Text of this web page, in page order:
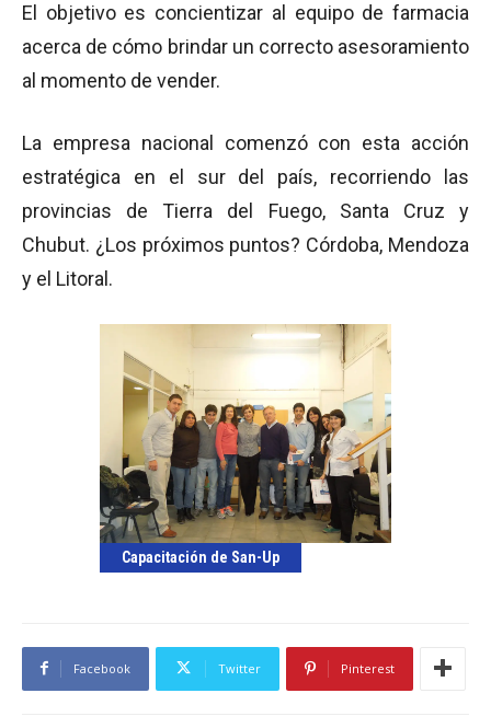
El objetivo es concientizar al equipo de farmacia
acerca de cómo brindar un correcto asesoramiento
al momento de vender.
La empresa nacional comenzó con esta acción
estratégica en el sur del país, recorriendo las
provincias de Tierra del Fuego, Santa Cruz y
Chubut. ¿Los próximos puntos? Córdoba, Mendoza
y el Litoral.
Capacitación de San-Up
Facebook Twitter Pinterest